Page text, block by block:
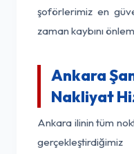
şoförlerimiz en
zaman kaybını
Ankara
Nakliyat
Ankara ilinin tüm